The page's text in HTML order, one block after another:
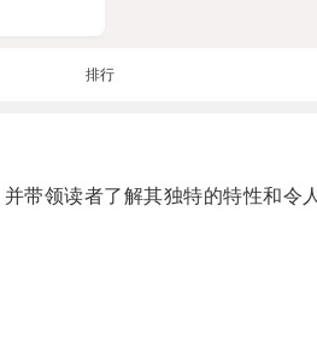
排行
带领读者了解其独特的特性和令